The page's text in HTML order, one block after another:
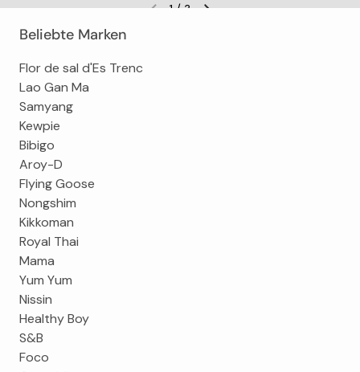
1/3
Beliebte Marken
Flor de sal d'Es Trenc
Lao Gan Ma
Samyang
Kewpie
Bibigo
Aroy-D
Flying Goose
Nongshim
Kikkoman
Royal Thai
Mama
Yum Yum
Nissin
Healthy Boy
S&B
Foco